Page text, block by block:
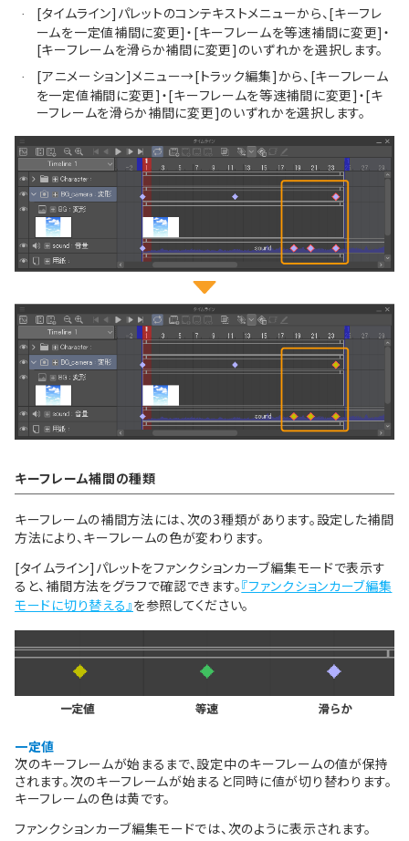
·
[タイムライン]パレットのコンテキストメニューから、[キーフレ
ームを一定値補間に変更]・[キーフレームを等速補間に変更]・
[キーフレームを滑らか補間に変更]のいずれかを選択します。
·
[アニメーション]メニュー→[トラック編集]から、[キーフレーム
を一定値補間に変更]・[キーフレームを等速補間に変更]・[キ
ーフレームを滑らか補間に変更]のいずれかを選択します。
キーフレーム補間の種類
キーフレームの補間方法には、次の3種類があります。設定した補間
方法により、キーフレームの色が変わります。
[タイムライン]パレットをファンクションカーブ編集モードで表示す
ると、補間方法をグラフで確認できます。『ファンクションカーブ編集
モードに切り替える』を参照してください。
一定値
次のキーフレームが始まるまで、設定中のキーフレームの値が保持
されます。次のキーフレームが始まると同時に値が切り替わります。
キーフレームの色は黄です。
ファンクションカーブ編集モードでは、次のように表示されます。